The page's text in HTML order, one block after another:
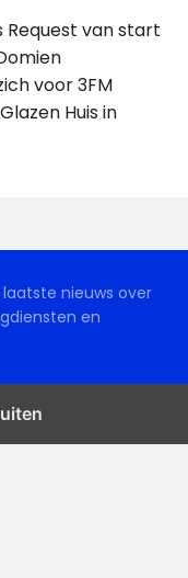
Request van start
voor 3FM
Huis in
nieuws over
en